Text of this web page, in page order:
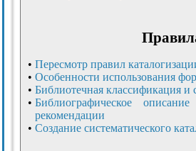
• Пересмотр правил
• Особенности использования
• Библиотечная классификация и
• Библиографическое
рекомендации
• Создание систематического